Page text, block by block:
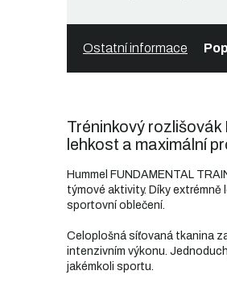
Ostatní informace
Tréninkový
lehkost a maximální
Hummel FUNDAMENTAL
týmové aktivity. Díky
sportovní oblečení.
Celoplošná síťovaná tkanina
intenzivním výkonu.
jakémkoli sportu.